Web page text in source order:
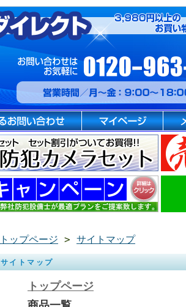
トップページ > サイトマップ
サイトマップ
トップページ